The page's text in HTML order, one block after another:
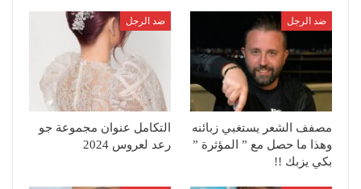
ضد الرجل
مصفف الشعر يستغبي زبائنه
وهذا ما حصل مع ” المؤثرة ”
بكي يزبك !!
ضد الرجل
التكامل عنوان مجموعة جو
رعد لعروس 2024